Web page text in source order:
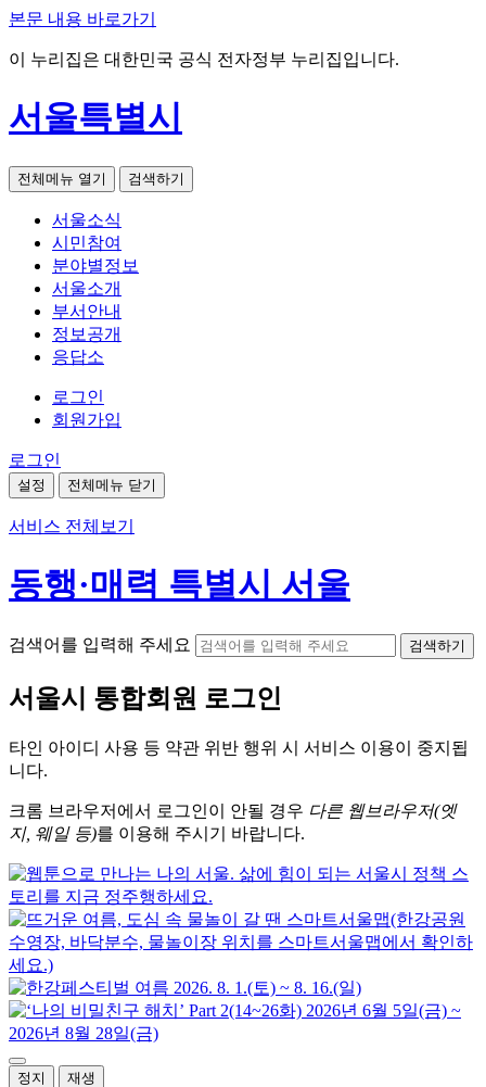
본문 내용 바로가기
이 누리집은 대한민국 공식 전자정부 누리집입니다.
서울특별시
전체메뉴 열기 검색하기
서울소식
시민참여
분야별정보
서울소개
부서안내
정보공개
응답소
로그인
회원가입
로그인
설정 전체메뉴 닫기
서비스 전체보기
동행·매력 특별시 서울
검색어를 입력해 주세요 검색하기
서울시 통합회원 로그인
타인 아이디 사용 등 약관 위반 행위 시 서비스 이용이 중지됩
니다.
크롬 브라우저에서 로그인이 안될 경우 다른 웹브라우저(엣
지, 웨일 등)를 이용해 주시기 바랍니다.
정지 재생